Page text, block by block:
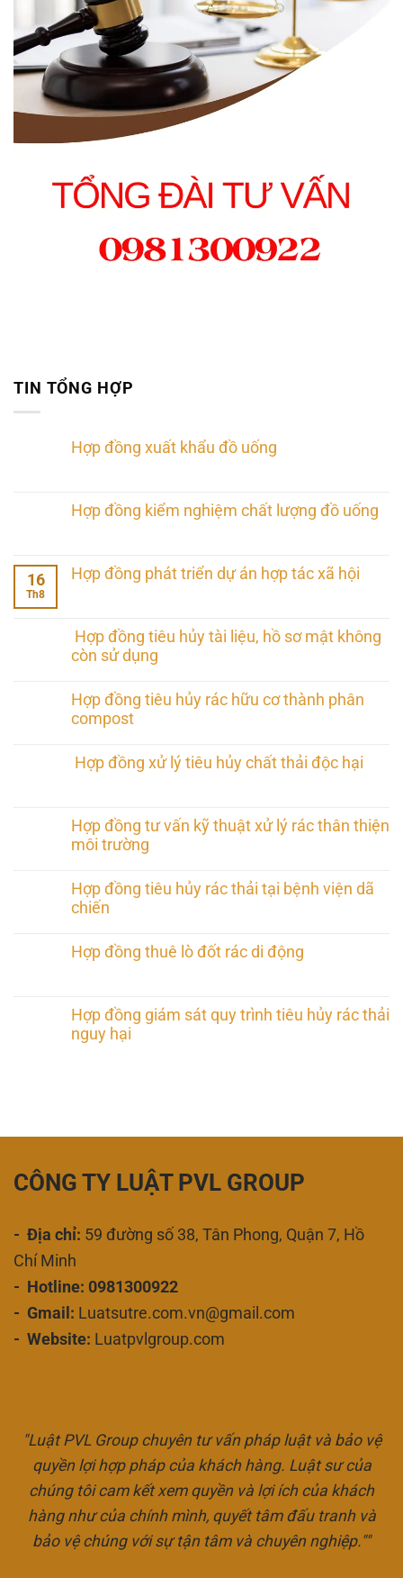
TIN TỔNG HỢP
Hợp đồng xuất khẩu đồ uống
Hợp đồng kiểm nghiệm chất lượng đồ uống
16
Th8
Hợp đồng phát triển dự án hợp tác xã hội
Hợp đồng tiêu hủy tài liệu, hồ sơ mật không
còn sử dụng
Hợp đồng tiêu hủy rác hữu cơ thành phân
compost
Hợp đồng xử lý tiêu hủy chất thải độc hại
Hợp đồng tư vấn kỹ thuật xử lý rác thân thiện
môi trường
Hợp đồng tiêu hủy rác thải tại bệnh viện dã
chiến
Hợp đồng thuê lò đốt rác di động
Hợp đồng giám sát quy trình tiêu hủy rác thải
nguy hại
CÔNG TY LUẬT PVL GROUP
- Địa chỉ: 59 đường số 38, Tân Phong, Quận 7, Hồ
Chí Minh
- Hotline: 0981300922
- Gmail: Luatsutre.com.vn@gmail.com
- Website: Luatpvlgroup.com
"Luật PVL Group chuyên tư vấn pháp luật và bảo vệ
quyền lợi hợp pháp của khách hàng. Luật sư của
chúng tôi cam kết xem quyền và lợi ích của khách
hàng như của chính mình, quyết tâm đấu tranh và
bảo vệ chúng với sự tận tâm và chuyên nghiệp.""